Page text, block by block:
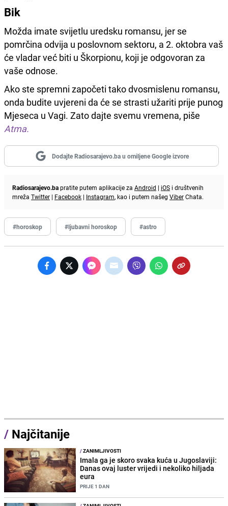
Bik
Možda imate svijetlu uredsku romansu, jer se
pomrčina odvija u poslovnom sektoru, a 2. oktobra vaš
će vladar već biti u Škorpionu, koji je odgovoran za
vaše odnose.
Ako ste spremni započeti tako dvosmislenu romansu,
onda budite uvjereni da će se strasti užariti prije punog
Mjeseca u Vagi. Zato dajte svemu vremena, piše
Atma.
Dodajte Radiosarajevo.ba u omiljene Google izvore
Radiosarajevo.bapratite putem aplikacije za Android | iOS i društvenih
mreža Twitter | Facebook | Instagram, kao i putem našeg ViberChata.
#horoskop #ljubavni horoskop #astro
/ Najčitanije
/ZANIMLJIVOSTI
Imala ga je skoro svaka kuća u Jugoslaviji:
Danas ovaj luster vrijedi i nekoliko hiljada
eura
PRIJE 1 DAN